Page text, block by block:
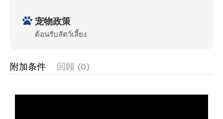
宠物政策
ต้อนรับสัตว์เลี้ยง
附加条件 回顾 (0)